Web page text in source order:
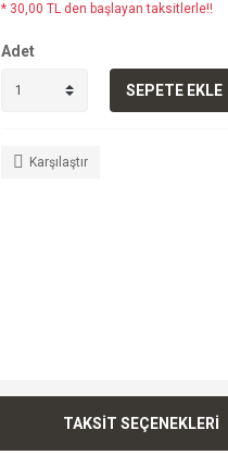
* 30,00 TL den başlayan taksitlerle!!
Adet
SEPETE EKLE
Karşılaştır
TAKSİT SEÇENEKLERİ